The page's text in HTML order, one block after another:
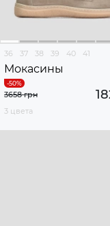
36 37 38 39 40 41
Мокасины
3658 грн
3 цвета